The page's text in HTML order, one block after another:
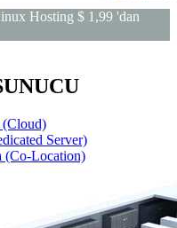
Hosting $ 1,99 'dan
Server)
(Co-Location)